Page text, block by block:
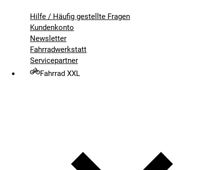
Hilfe / Häufig gestellte Fragen
Kundenkonto
Newsletter
Fahrradwerkstatt
Servicepartner
Fahrrad XXL